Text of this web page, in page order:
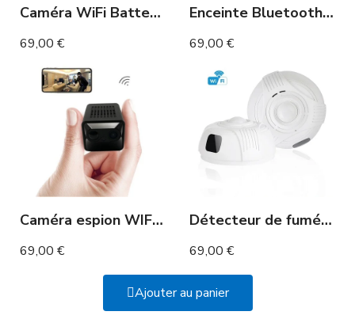
Caméra WiFi Batterie de Secours vision à distance 32 Heures
69,00 €
Enceinte Bluetooth camera espion WIFI haute qualité
69,00 €
Caméra espion WIFI connectée à distance très longue autonomie 1 an détection de mouvement PIR
69,00 €
Détecteur de fumée caméra WIFI longue autonomie rotative 330°
69,00 €
Ajouter au panier